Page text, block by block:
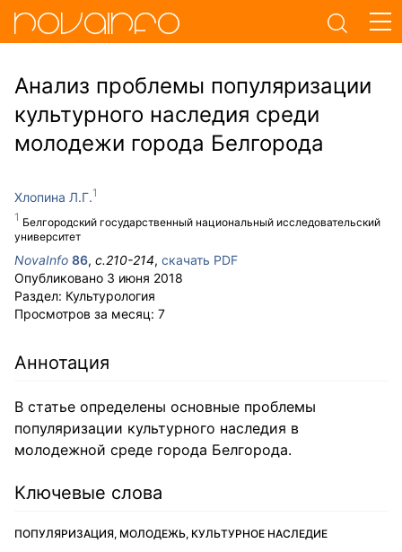
Анализ проблемы популяризации
культурного наследия среди
молодежи города Белгорода
Хлопина Л.Г.
Белгородский государственный национальный исследовательский
университет
NovaInfo 86, с.210-214, скачать PDF
Опубликовано 3 июня 2018
Раздел: Культурология
Просмотров за месяц: 7
Аннотация
В статье определены основные проблемы
популяризации культурного наследия в
молодежной среде города Белгорода.
Ключевые слова
ПОПУЛЯРИЗАЦИЯ, МОЛОДЕЖЬ, КУЛЬТУРНОЕ НАСЛЕДИЕ